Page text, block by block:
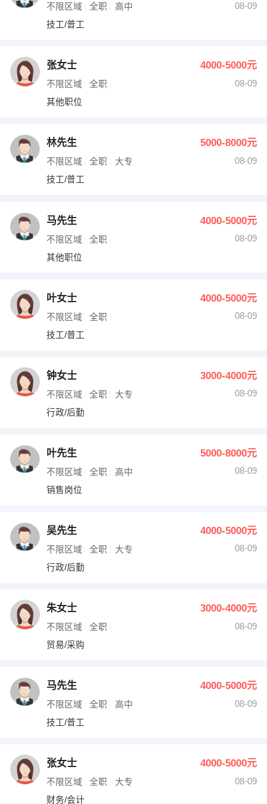
不限区域 全职 高中
08-09
技工/普工
张女士 4000-5000元
不限区域 全职
08-09
其他职位
林先生 5000-8000元
不限区域 全职 大专
08-09
技工/普工
马先生 4000-5000元
不限区域 全职
08-09
其他职位
叶女士 4000-5000元
不限区域 全职
08-09
技工/普工
钟女士 3000-4000元
不限区域 全职 大专
08-09
行政/后勤
叶先生 5000-8000元
不限区域 全职 高中
08-09
销售岗位
吴先生 4000-5000元
不限区域 全职 大专
08-09
行政/后勤
朱女士 3000-4000元
不限区域 全职
08-09
贸易/采购
马先生 4000-5000元
不限区域 全职 高中
08-09
技工/普工
张女士 4000-5000元
不限区域 全职 大专
08-09
财务/会计